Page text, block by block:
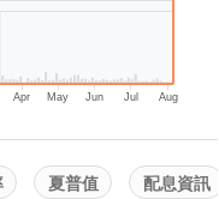
Apr May Jun Jul Aug
夏普值 配息資訊